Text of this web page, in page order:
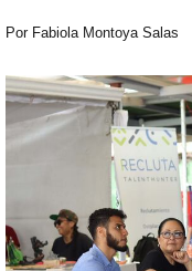
Por Fabiola Montoya Salas